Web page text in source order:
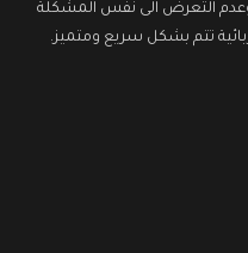
وعدم التعرض الى نفس المشكلة
تتم بشكل سريع ومتميز.